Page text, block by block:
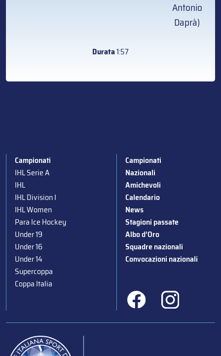
Antonio
Daprà)
Durata1:57
Campionati
IHL Serie A
IHL
IHL Division I
IHL Women
Para Ice Hockey
Under 19
Under 16
Under 14
Supercoppa
Coppa Italia
Campionati
Nazionali
Amichevoli
Calendario
News
Stagioni passate
Albo d’Oro
Squadre nazionali
Convocazioni nazionali